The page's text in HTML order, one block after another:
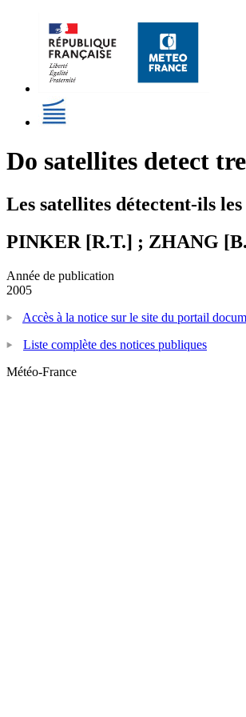
Do satellites detect
Les satellites détectent-ils
PINKER [R.T.] ; ZHANG
Année de publication
2005
Accès à la notice sur le site du portail
Liste complète des notices publiques
Météo-France